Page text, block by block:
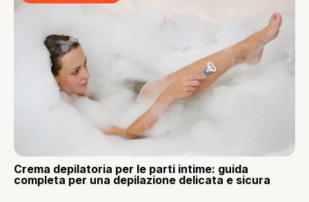
Crema depilatoria per le parti intime: guida
completa per una depilazione delicata e sicura